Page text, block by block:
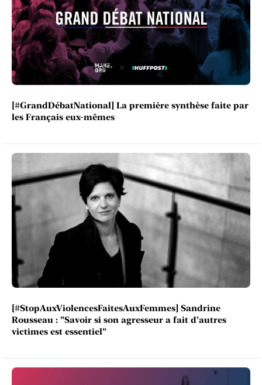
[#GrandDébatNational] La première synthèse faite par
les Français eux-mêmes
[#StopAuxViolencesFaitesAuxFemmes] Sandrine
Rousseau : "Savoir si son agresseur a fait d'autres
victimes est essentiel"